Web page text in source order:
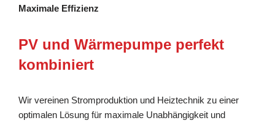
Maximale Effizienz
PV und Wärmepumpe perfekt
kombiniert
Wir vereinen Stromproduktion und Heiztechnik zu einer
optimalen Lösung für maximale Unabhängigkeit und